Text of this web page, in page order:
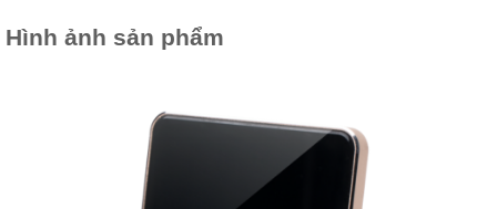
Hình ảnh sản phẩm